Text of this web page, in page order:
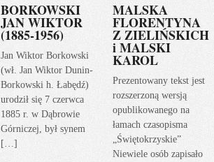
BORKOWSKI
JAN WIKTOR
(1885-1956)
Jan Wiktor Borkowski
(wł. Jan Wiktor Dunin-
Borkowski h. Łabędź)
urodził się 7 czerwca
1885 r. w Dąbrowie
Górniczej, był synem
[…]
MALSKA
FLORENTYNA
Z ZIELIŃSKICH
i MALSKI
KAROL
Prezentowany tekst jest
rozszerzoną wersją
opublikowanego na
łamach czasopisma
„Świętokrzyskie”
Niewiele osób zapisało